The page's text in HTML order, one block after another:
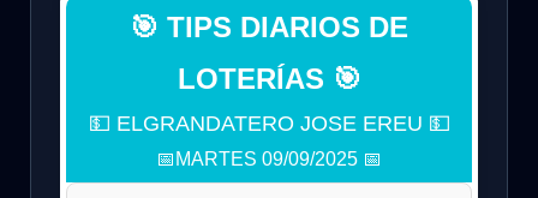
🎯 TIPS DIARIOS DE
LOTERÍAS 🎯
💵 ELGRANDATERO JOSE EREU 💵
📅MARTES 09/09/2025 📅